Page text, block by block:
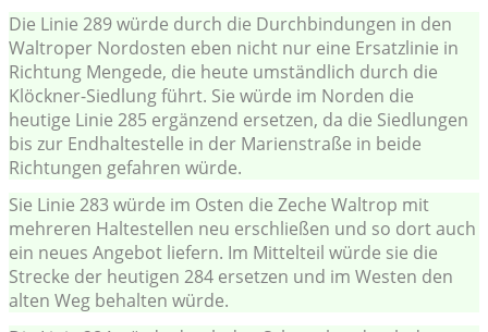
Die Linie 289 würde durch die Durchbindungen in den
Waltroper Nordosten eben nicht nur eine Ersatzlinie in
Richtung Mengede, die heute umständlich durch die
Klöckner-Siedlung führt. Sie würde im Norden die
heutige Linie 285 ergänzend ersetzen, da die Siedlungen
bis zur Endhaltestelle in der Marienstraße in beide
Richtungen gefahren würde.
Sie Linie 283 würde im Osten die Zeche Waltrop mit
mehreren Haltestellen neu erschließen und so dort auch
ein neues Angebot liefern. Im Mittelteil würde sie die
Strecke der heutigen 284 ersetzen und im Westen den
alten Weg behalten würde.